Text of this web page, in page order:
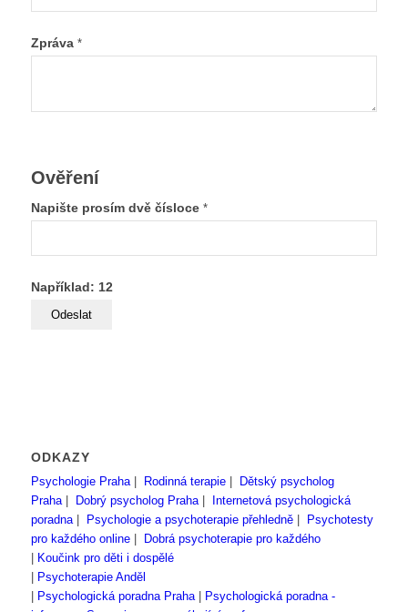
Zpráva *
Ověření
Napište prosím dvě čísloce *
Například: 12
ODKAZY
Psychologie Praha| Rodinná terapie|
Dětský psycholog
Praha| Dobrý psycholog Praha|
Internetová psychologická
poradna| Psychologie a psychoterapie přehledně|
Psychotesty
pro každého online|
Dobrá psychoterapie pro každého
Koučink pro děti i dospělé
Psychoterapie Anděl
Psychologická poradna Praha|
Psychologická poradna -